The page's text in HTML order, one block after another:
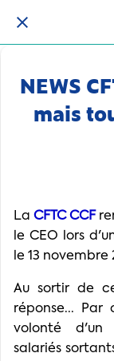
NEWS
mais
LaCFTC CCF
le CEO lors
le 13 novembre
Au sortir de
réponse... Par
volonté d'un
salariés